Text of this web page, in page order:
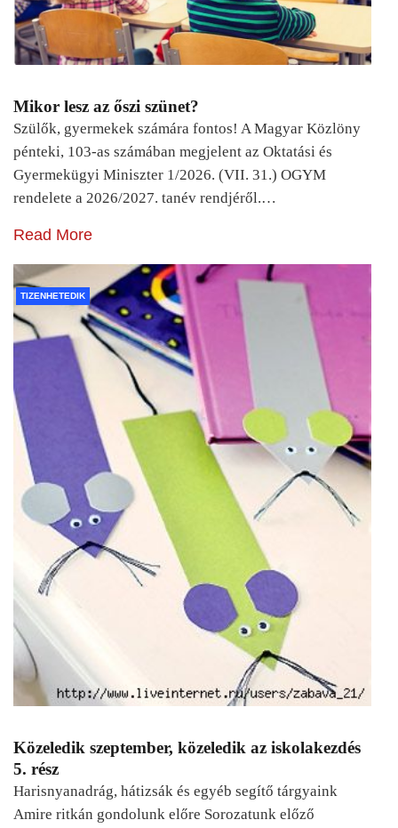
Mikor lesz az őszi szünet?
Szülők, gyermekek számára fontos! A Magyar Közlöny
pénteki, 103-as számában megjelent az Oktatási és
Gyermekügyi Miniszter 1/2026. (VII. 31.) OGYM
rendelete a 2026/2027. tanév rendjéről.…
Read More
TIZENHETEDIK
Közeledik szeptember, közeledik az iskolakezdés
5. rész
Harisnyanadrág, hátizsák és egyéb segítő tárgyaink
Amire ritkán gondolunk előre Sorozatunk előző